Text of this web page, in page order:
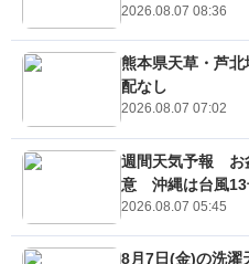
2026.08.07 08:36
熊本県天草・芦
配なし
2026.08.07 07:02
週間天気予報 お
意 沖縄は台風13
2026.08.07 05:45
8月7日(金)の洗